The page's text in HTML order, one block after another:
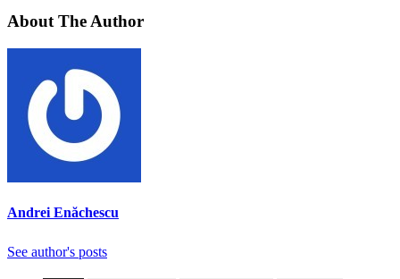
About The Author
Andrei Enăchescu
See author's posts